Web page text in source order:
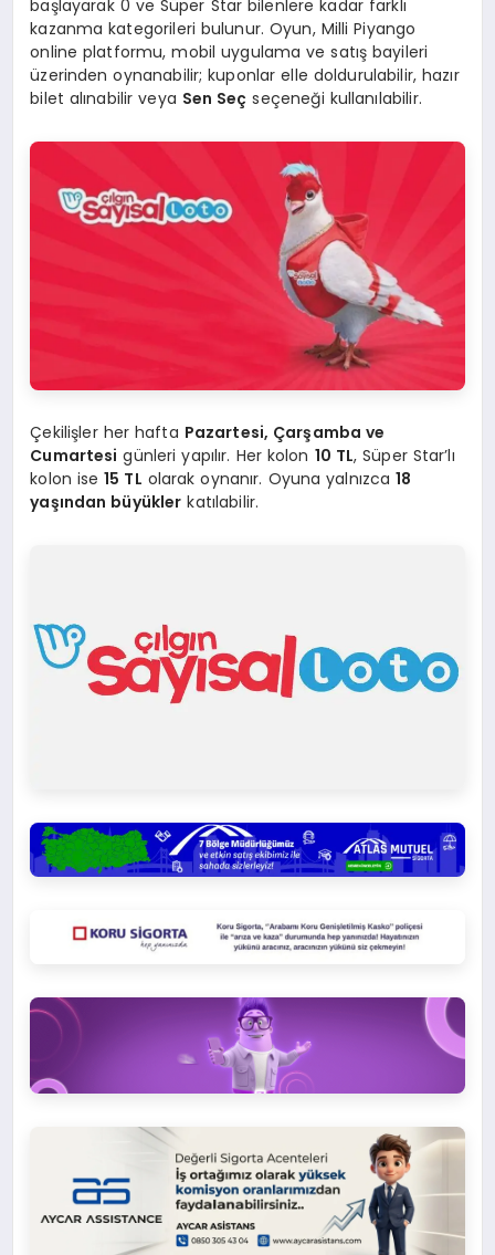
başlayarak 0 ve Süper Star bilenlere kadar farklı
kazanma kategorileri bulunur. Oyun, Milli Piyango
online platformu, mobil uygulama ve satış bayileri
üzerinden oynanabilir; kuponlar elle doldurulabilir, hazır
bilet alınabilir veya Sen Seç seçeneği kullanılabilir.
Çekilişler her hafta Pazartesi, Çarşamba ve
Cumartesi günleri yapılır. Her kolon 10 TL, Süper Star’lı
kolon ise15 TL olarak oynanır. Oyuna yalnızca18
yaşından büyükler katılabilir.